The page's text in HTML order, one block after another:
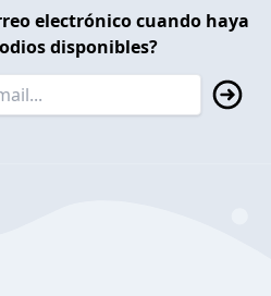
electrónico cuando haya
disponibles?